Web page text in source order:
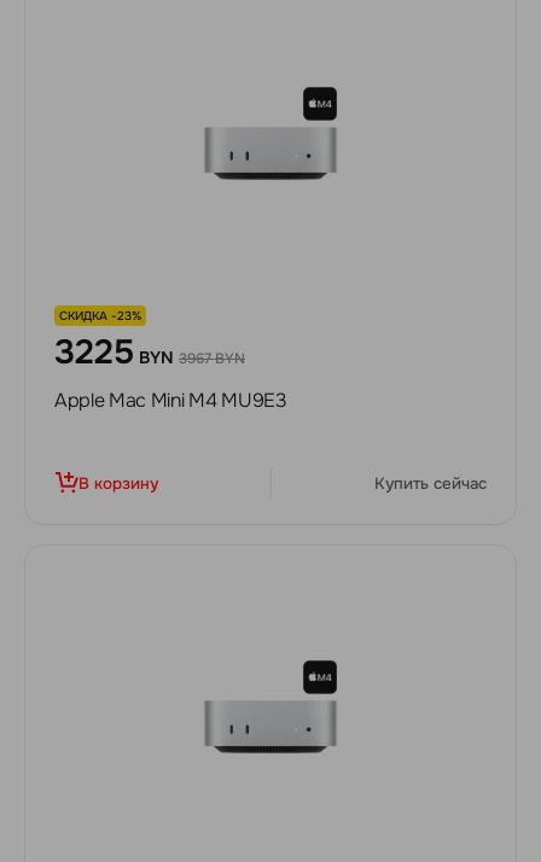
СКИДКА -23%
3225 BYN 3967 BYN
Apple Mac Mini M4 MU9E3
В корзину Купить сейчас